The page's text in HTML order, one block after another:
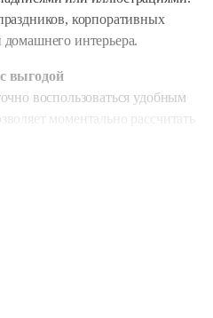
корпоративных
интерьера.
выгодой
воспользоваться удобным
моментально рассчитать
загрузить макет. А главное —
создать уникальное